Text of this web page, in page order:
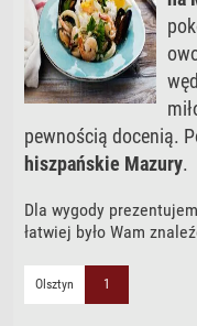
pewnością docenią.
hiszpańskie Mazury.
Dla wygody
łatwiej było Wam
Olsztyn 1